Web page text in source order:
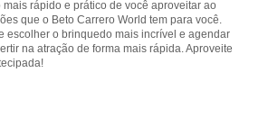
rápido e prático de você aproveitar ao
que o Beto Carrero World tem para você.
escolher o brinquedo mais incrível e agendar
na atração de forma mais rápida. Aproveite